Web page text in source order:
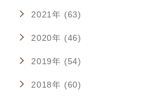
2021年 (63)
2020年 (46)
2019年 (54)
2018年 (60)